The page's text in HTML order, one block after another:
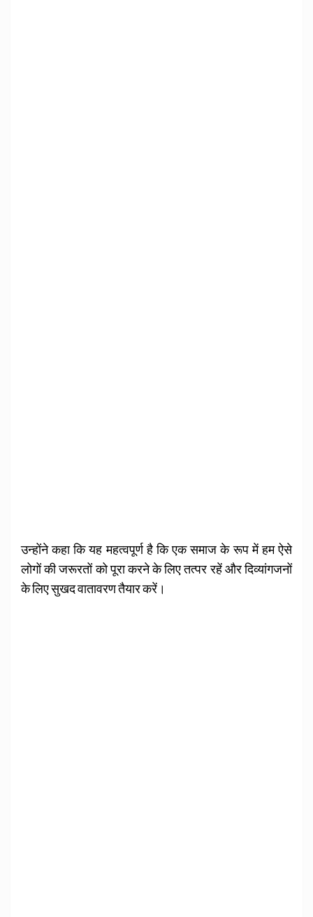
उन्होंने कहा कि यह महत्वपूर्ण है कि एक समाज के रूप में हम ऐसे
लोगों की जरूरतों को पूरा करने के लिए तत्पर रहें और दिव्यांगजनों
के लिए सुखद वातावरण तैयार करें।